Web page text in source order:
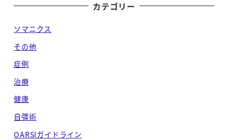
ー
イ
ブ
カテゴリー
ソマニクス
その他
症例
治療
健康
自彊術
OARSIガイドライン